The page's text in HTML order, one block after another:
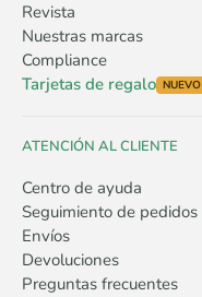
Revista
Nuestras marcas
Compliance
Tarjetas de regalo NUEVO
ATENCIÓN AL CLIENTE
Centro de ayuda
Seguimiento de pedidos
Envíos
Devoluciones
Preguntas frecuentes